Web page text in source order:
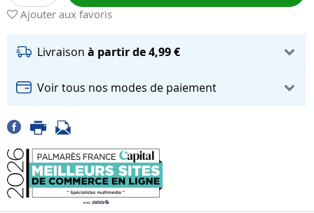
Ajouter aux favoris
Livraison à partir de 4,99 €
Voir tous nos modes de paiement